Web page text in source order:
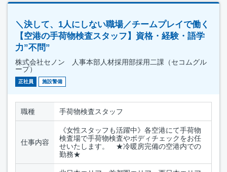
＼決して、1人にしない職場／チームプレイで働く
【空港の手荷物検査スタッフ】資格・経験・語学
力”不問”
株式会社セノン 人事本部人材採用部採用二課（セコムグル
ープ）
正社員 施設警備
職種 手荷物検査スタッフ
仕事内容
《女性スタッフも活躍中》各空港にて手荷物
検査場で手荷物検査やボディチェックをお任
せいたします。 ★冷暖房完備の空港内での
勤務★